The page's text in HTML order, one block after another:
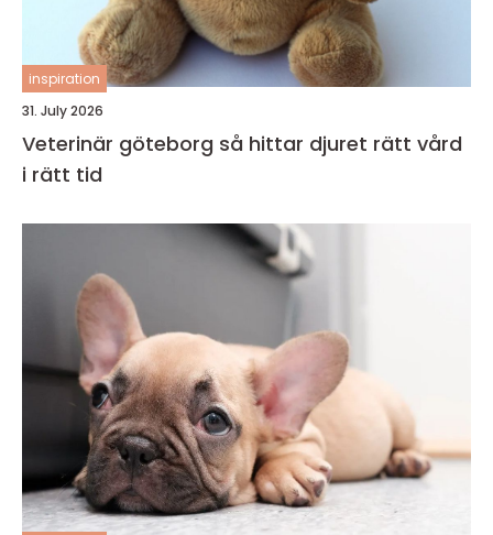
inspiration
31. July 2026
Veterinär göteborg så hittar djuret rätt vård
i rätt tid